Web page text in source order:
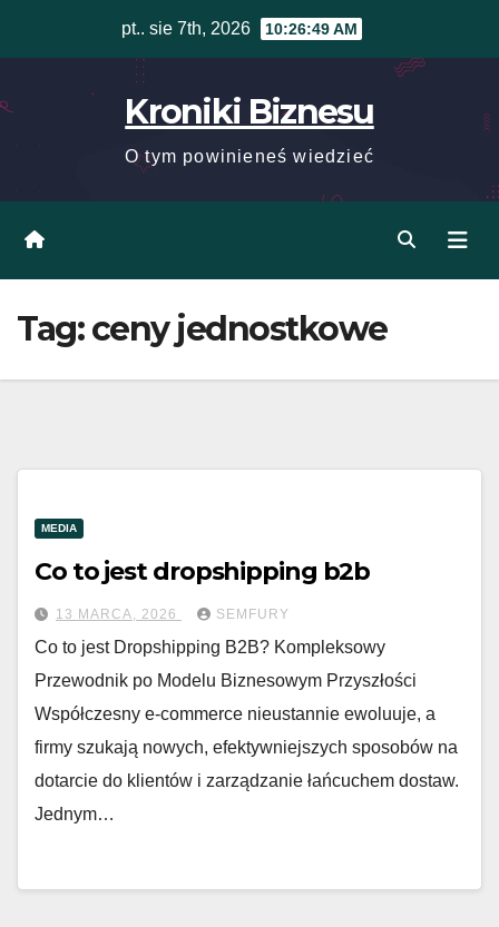
pt.. sie 7th, 2026 10:26:49 AM
Kroniki Biznesu
O tym powinieneś wiedzieć
Tag:ceny jednostkowe
MEDIA
Co to jest dropshipping b2b
13 MARCA, 2026 SEMFURY
Co to jest Dropshipping B2B? Kompleksowy
Przewodnik po Modelu Biznesowym Przyszłości
Współczesny e-commerce nieustannie ewoluuje, a
firmy szukają nowych, efektywniejszych sposobów na
dotarcie do klientów i zarządzanie łańcuchem dostaw.
Jednym…